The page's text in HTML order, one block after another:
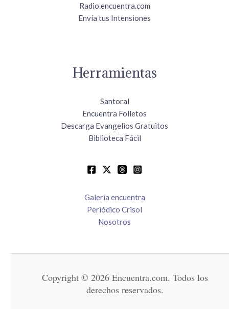
Radio.encuentra.com
Envía tus Intensiones
Herramientas
Santoral
Encuentra Folletos
Descarga Evangelios Gratuitos
Biblioteca Fácil
Galería encuentra
Periódico Crisol
Nosotros
Copyright © 2026 Encuentra.com. Todos los
derechos reservados.